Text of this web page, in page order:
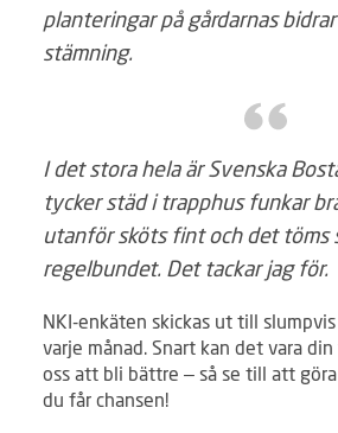
planteringar på gårdarnas
stämning.
I det stora hela är Svenska
tycker städ i trapphus funkar
utanför sköts fint och det töms
regelbundet. Det tackar jag för.
NKI-enkäten skickas ut till
varje månad. Snart kan det vara
oss att bli bättre – så se till att
du får chansen!